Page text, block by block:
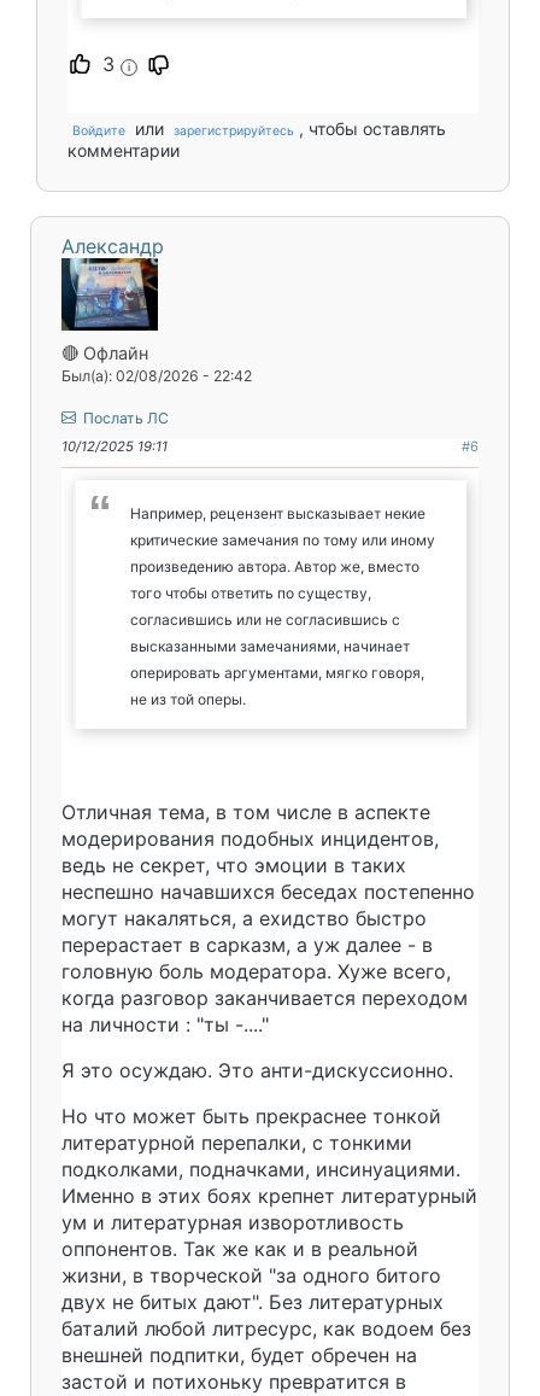
3 i
Войдите или зарегистрируйтесь , чтобы оставлять
комментарии
Александр
🔴 Офлайн
Был(а): 02/08/2026 - 22:42
Послать ЛС
10/12/2025 19:11 #6
Например, рецензент высказывает некие
критические замечания по тому или иному
произведению автора. Автор же, вместо
того чтобы ответить по существу,
согласившись или не согласившись с
высказанными замечаниями, начинает
оперировать аргументами, мягко говоря,
не из той оперы.
Отличная тема, в том числе в аспекте
модерирования подобных инцидентов,
ведь не секрет, что эмоции в таких
неспешно начавшихся беседах постепенно
могут накаляться, а ехидство быстро
перерастает в сарказм, а уж далее - в
головную боль модератора. Хуже всего,
когда разговор заканчивается переходом
на личности : "ты -...."
Я это осуждаю. Это анти-дискуссионно.
Но что может быть прекраснее тонкой
литературной перепалки, с тонкими
подколками, подначками, инсинуациями.
Именно в этих боях крепнет литературный
ум и литературная изворотливость
оппонентов. Так же как и в реальной
жизни, в творческой "за одного битого
двух не битых дают". Без литературных
баталий любой литресурс, как водоем без
внешней подпитки, будет обречен на
застой и потихоньку превратится в